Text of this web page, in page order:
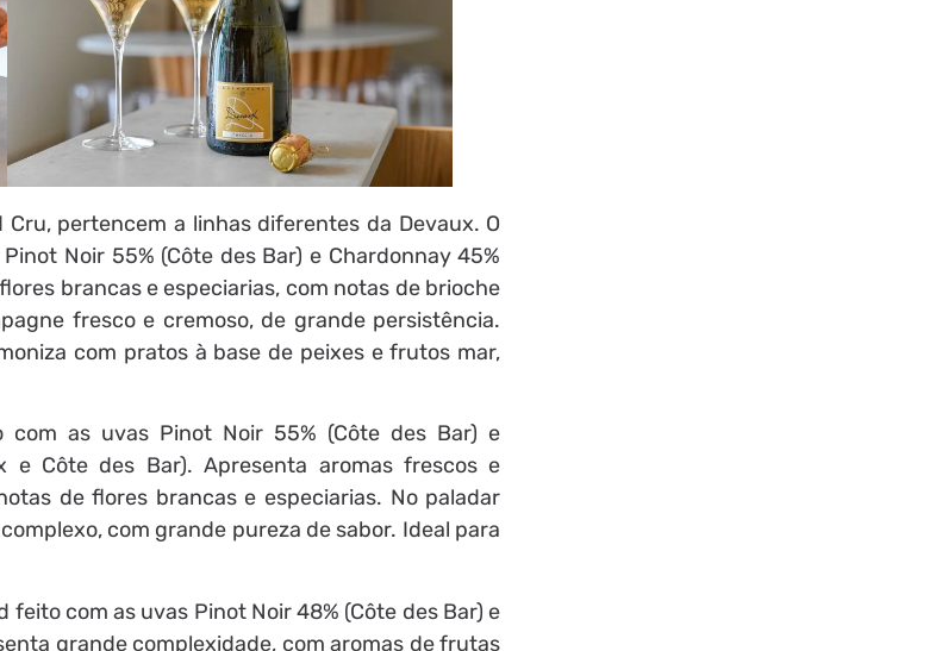
pertencem a linhas diferentes da Devaux. O
Noir 55% (Côte des Bar) e Chardonnay 45%
brancas e especiarias, com notas de brioche
fresco e cremoso, de grande persistência.
com pratos à base de peixes e frutos mar,
as uvas Pinot Noir 55% (Côte des Bar) e
e Côte des Bar). Apresenta aromas frescos e
de flores brancas e especiarias. No paladar
com grande pureza de sabor. Ideal para
feito com as uvas Pinot Noir 48% (Côte des Bar) e
grande complexidade, com aromas de frutas